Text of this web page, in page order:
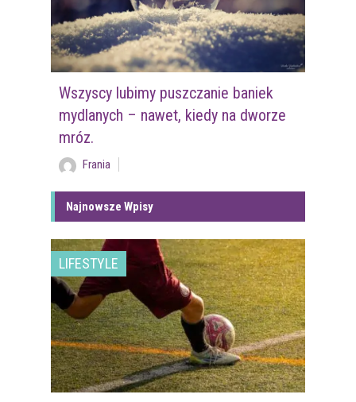
Wszyscy lubimy puszczanie baniek
mydlanych – nawet, kiedy na dworze
mróz.
Frania
Najnowsze Wpisy
LIFESTYLE